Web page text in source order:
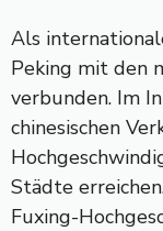
Als
Peking mit den
verbunden. Im
chinesischen
Städte
Fuxing-